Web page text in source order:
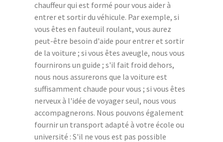
chauffeur qui est formé pour vous aider à
entrer et sortir du véhicule. Par exemple, si
vous êtes en fauteuil roulant, vous aurez
peut-être besoin d'aide pour entrer et sortir
de la voiture ; si vous êtes aveugle, nous vous
fournirons un guide ; s'il fait froid dehors,
nous nous assurerons que la voiture est
suffisamment chaude pour vous ; si vous êtes
nerveux à l'idée de voyager seul, nous vous
accompagnerons. Nous pouvons également
fournir un transport adapté à votre école ou
université : S'il ne vous est pas possible